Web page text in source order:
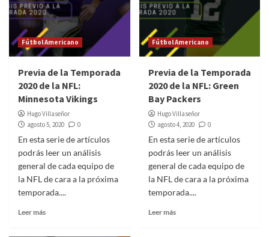
Fútbol Americano
Previa de la Temporada
2020 de la NFL:
Minnesota Vikings
Hugo Villaseñor
agosto 5, 2020
0
En esta serie de artículos
podrás leer un análisis
general de cada equipo de
la NFL de cara a la próxima
temporada....
Leer más
Fútbol Americano
Previa de la Temporada
2020 de la NFL: Green
Bay Packers
Hugo Villaseñor
agosto 4, 2020
0
En esta serie de artículos
podrás leer un análisis
general de cada equipo de
la NFL de cara a la próxima
temporada....
Leer más